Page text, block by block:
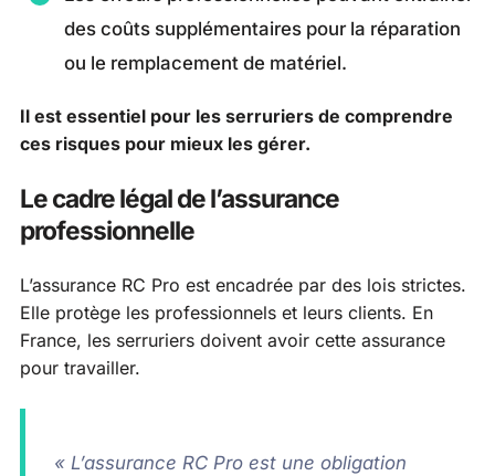
des coûts supplémentaires pour la réparation
ou le remplacement de matériel.
Il est essentiel pour les serruriers de comprendre
ces risques pour mieux les gérer.
Le cadre légal de l’assurance
professionnelle
L’assurance RC Pro est encadrée par des lois strictes.
Elle protège les professionnels et leurs clients. En
France, les serruriers doivent avoir cette assurance
pour travailler.
« L’assurance RC Pro est une obligation